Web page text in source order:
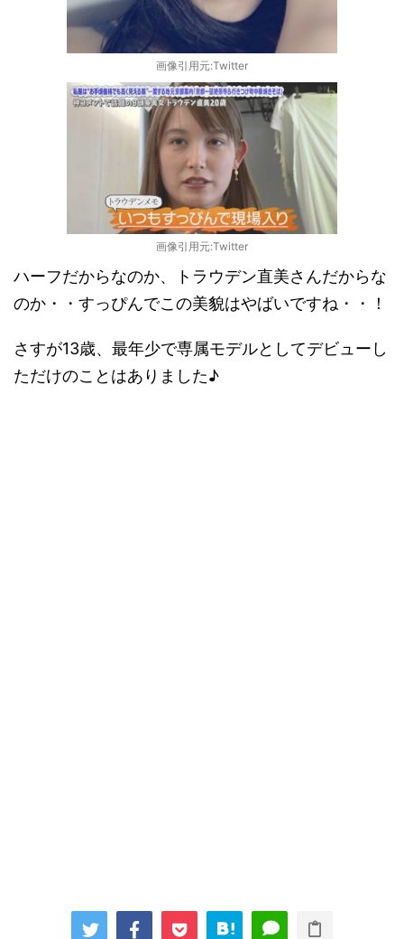
画像引用元:Twitter
画像引用元:Twitter
ハーフだからなのか、トラウデン直美さんだからな
のか・・すっぴんでこの美貌はやばいですね・・！
さすが13歳、最年少で専属モデルとしてデビューし
ただけのことはありました♪